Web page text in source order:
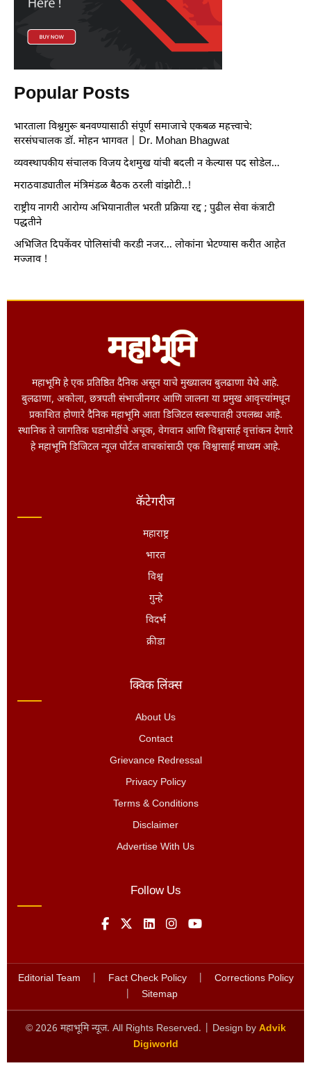
Popular Posts
भारताला विश्वगुरू बनवण्यासाठी संपूर्ण समाजाचे एकबळ महत्त्वाचे:
सरसंघचालक डॉ. मोहन भागवत | Dr. Mohan Bhagwat
व्यवस्थापकीय संचालक विजय देशमुख यांची बदली न केल्यास पद सोडेल…
मराठवाड्यातील मंत्रिमंडळ बैठक ठरली वांझोटी..!
राष्ट्रीय नागरी आरोग्य अभियानातील भरती प्रक्रिया रद्द ; पुढील सेवा कंत्राटी
पद्धतीने
अभिजित दिपकेंवर पोलिसांची करडी नजर… लोकांना भेटण्यास करीत आहेत
मज्जाव !
महाभूमि हे एक प्रतिष्ठित दैनिक असून याचे मुख्यालय बुलढाणा येथे आहे.
बुलढाणा, अकोला, छत्रपती संभाजीनगर आणि जालना या प्रमुख आवृत्त्यांमधून
प्रकाशित होणारे दैनिक महाभूमि आता डिजिटल स्वरूपातही उपलब्ध आहे.
स्थानिक ते जागतिक घडामोडींचे अचूक, वेगवान आणि विश्वासार्ह वृत्तांकन देणारे
हे महाभूमि डिजिटल न्यूज पोर्टल वाचकांसाठी एक विश्वासार्ह माध्यम आहे.
कॅटेगरीज
महाराष्ट्र
भारत
विश्व
गुन्हे
विदर्भ
क्रीडा
क्विक लिंक्स
About Us
Contact
Grievance Redressal
Privacy Policy
Terms & Conditions
Disclaimer
Advertise With Us
Follow Us
Editorial Team Fact Check Policy
Corrections Policy
Sitemap
© 2026 महाभूमि न्यूज. All Rights Reserved. | Design by Advik
Digiworld